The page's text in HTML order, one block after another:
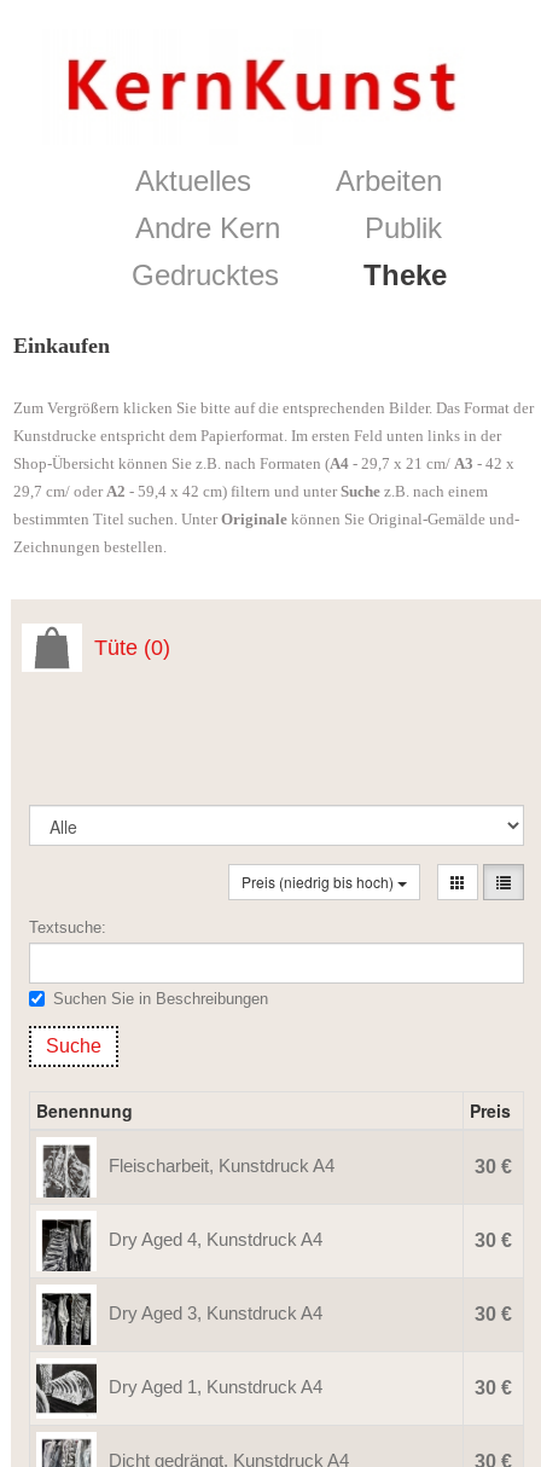
Aktuelles
Arbeiten
Andre Kern
Publik
Gedrucktes
Theke
Einkaufen
Zum Vergrößern klicken Sie bitte auf die entsprechenden Bilder. Das Format der
Kunstdrucke entspricht dem Papierformat. Im ersten Feld unten links in der
Shop-Übersicht können Sie z.B. nach Formaten (A4 - 29,7 x 21 cm/ A3 - 42 x
29,7 cm/ oderA2 - 59,4 x 42 cm) filtern und unterSuche z.B. nach einem
bestimmten Titel suchen. UnterOriginale können Sie Original-Gemälde und-
Zeichnungen bestellen.
Tüte (0)
Preis (niedrig bis hoch)
Textsuche:
Suchen Sie in Beschreibungen
Suche
Benennung Preis
Fleischarbeit, Kunstdruck A4 30 €
Dry Aged 4, Kunstdruck A4 30 €
Dry Aged 3, Kunstdruck A4 30 €
Dry Aged 1, Kunstdruck A4 30 €
Dicht gedrängt, Kunstdruck A4 30 €